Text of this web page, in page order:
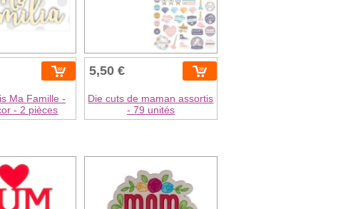
Ma Famille -
- 2 pièces
5,50 €
Die cuts de maman assortis
- 79 unités